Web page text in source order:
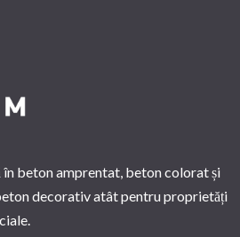
beton amprentat, beton colorat și
decorativ atât pentru proprietăți